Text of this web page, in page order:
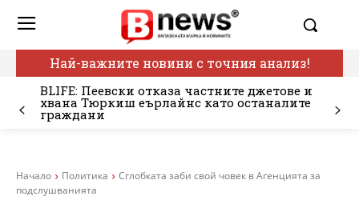
Най-важните новини с точния анализ!
BLIFE: Пеевски отказа частните джетове и
хвана Тюркиш еърлайнс като останалите
граждани
Начало Политика
Сглобката заби свой човек в Агенцията за
подслушванията